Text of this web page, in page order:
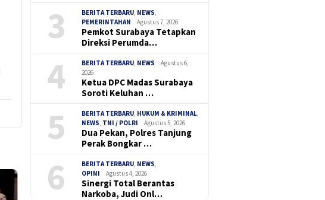
3 BERITA TERBARU NEWS
PEMERINTAHAN
Agustus 7, 2026
Pemkot Surabaya Tetapkan
Direksi Perumda…
4 BERITA TERBARU NEWS
Agustus 6,
2026
Ketua DPC Madas Surabaya
Soroti Keluhan …
5 BERITA TERBARU HUKUM & KRIMINAL
NEWS TNI / POLRI Agustus 5, 2026
Dua Pekan, Polres Tanjung
Perak Bongkar …
6 BERITA TERBARU NEWS
OPINI
Agustus 4, 2026
Sinergi Total Berantas
Narkoba, Judi Onl…